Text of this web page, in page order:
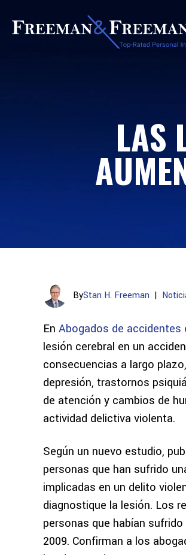
LAS
ByStan H. Freeman |
En Abogados de accidentes
lesión cerebral en un
consecuencias a largo
depresión, trastornos
de atención y cambios de
actividad delictiva violenta.
Según un nuevo estudio,
personas que han sufrido
implicadas en un delito
diagnostique la lesión. Los
personas que habían
2009. Confirman a los